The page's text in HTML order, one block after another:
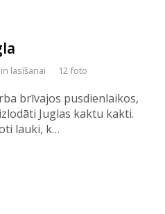
lasīšanai 12 foto
brīvajos pusdienlaikos,
Juglas kaktu kakti.
lauki, k…